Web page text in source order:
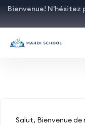
Bienvenue! N'hésitez
Salut, Bienvenue de